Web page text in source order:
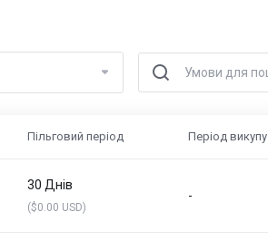
Пільговий період Період викупу
30 Днів
($0.00 USD)
-